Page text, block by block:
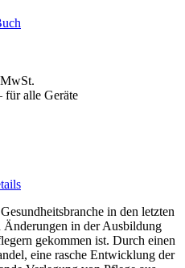
für alle Geräte
in den letzten
Änderungen in der Ausbildung
gekommen ist. Durch einen
eine rasche Entwicklung der